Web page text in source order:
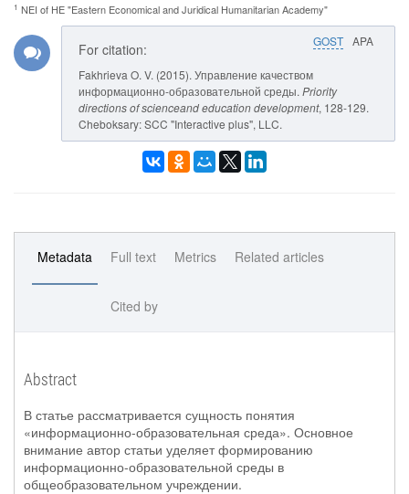
1 NEI of HE "Eastern Economical and Juridical Humanitarian Academy"
GOST APA
For citation:
Fakhrieva O. V. (2015). Управление качеством
информационно-образовательной среды. Priority
directions of scienceand education development, 128-129.
Cheboksary: SCC "Interactive plus", LLC.
Metadata Full text Metrics Related articles
Cited by
Abstract
В статье рассматривается сущность понятия
«информационно-образовательная среда». Основное
внимание автор статьи уделяет формированию
информационно-образовательной среды в
общеобразовательном учреждении.